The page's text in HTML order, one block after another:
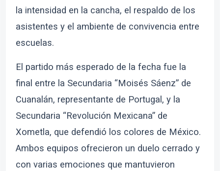
la intensidad en la cancha, el respaldo de los
asistentes y el ambiente de convivencia entre
escuelas.
El partido más esperado de la fecha fue la
final entre la Secundaria “Moisés Sáenz” de
Cuanalán, representante de Portugal, y la
Secundaria “Revolución Mexicana” de
Xometla, que defendió los colores de México.
Ambos equipos ofrecieron un duelo cerrado y
con varias emociones que mantuvieron